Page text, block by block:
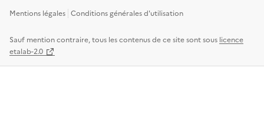
Mentions légales Conditions générales d'utilisation
Sauf mention contraire, tous les contenus de ce site sont sous licence
etalab-2.0